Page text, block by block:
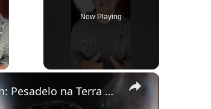
Video
Now Playing
×
Peter Pan: Pesadelo na Terra do Nunca está disponível no Prime Video.